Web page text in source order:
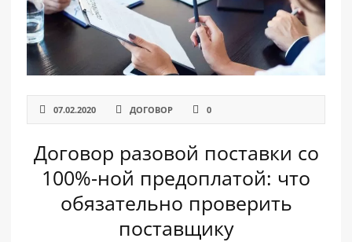
07.02.2020 ДОГОВОР 0
Договор разовой поставки со
100%-ной предоплатой: что
обязательно проверить
поставщику